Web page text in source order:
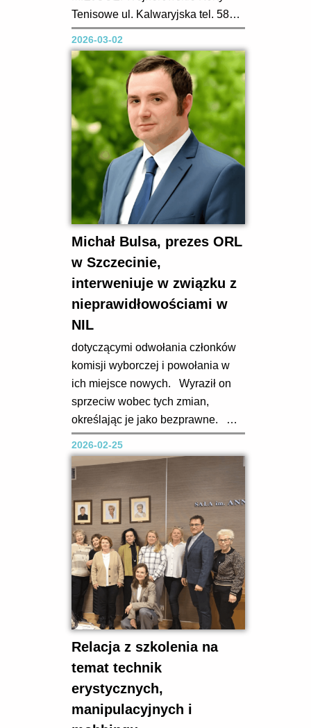
Tenisowe ul. Kalwaryjska tel. 58
677 2240 www.kortywejherowo.pl
oraz Bolszewo- Morskie
Towarzystwo Tenisowe ul.
Zamostna, www.morskiett.pl
KORTY: 5 kortów ceglanych
otwartych+ 5 w Bolszewie (5 km)
W razie deszczu 2 korty sztuczna
trawa...
2026-03-02
Michał Bulsa, prezes ORL
w Szczecinie,
interweniuje w związku z
nieprawidłowościami w
NIL
dotyczącymi odwołania członków
komisji wyborczej i powołania w
ich miejsce nowych. Wyraził on
sprzeciw wobec tych zmian,
określając je jako bezprawne. W
liście skierowanym do Łukasza
Jankowskiego, prezesa NRL,
Michał Bulsa napisał: „Kierując
przepisów prawa, regulacji
samorządowych przyjętych przez
organy...
2026-02-25
Relacja z szkolenia na
temat technik
erystycznych,
manipulacyjnych i